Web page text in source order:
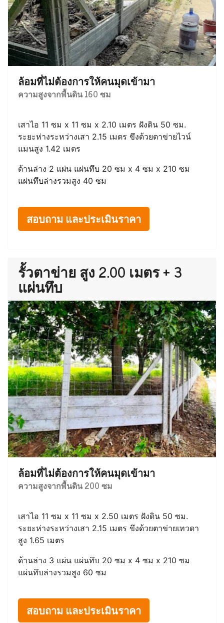
ล้อมที่ไม่ต้องการให้คนมุดเข้ามา
ความสูงจากพื้นดิน 160 ซม
เสาไอ 11 ซม x 11 ซม x 2.10 เมตร ฝังดิน 50 ซม.
ระยะห่างระหว่างเสา 2.15 เมตร ขึงด้วยตาข่ายไวน์
แมนสูง 1.42 เมตร
ด้านล่าง 2 แผ่น แผ่นทึบ 20 ซม x 4 ซม x 210 ซม
แผ่นทึบล่างรวมสูง 40 ซม
สอบถาม และประเมินราคา
รั้วตาข่าย สูง 2.00 เมตร + 3
แผ่นทึบ
ล้อมที่ไม่ต้องการให้คนมุดเข้ามา
ความสูงจากพื้นดิน 200 ซม
เสาไอ 11 ซม x 11 ซม x 2.50 เมตร ฝังดิน 50 ซม.
ระยะห่างระหว่างเสา 2.15 เมตร ขึงด้วยตาข่ายเทวดา
สูง 1.65 เมตร
ด้านล่าง 3 แผ่น แผ่นทึบ 20 ซม x 4 ซม x 210 ซม
แผ่นทึบล่างรวมสูง 60 ซม
สอบถาม และประเมินราคา